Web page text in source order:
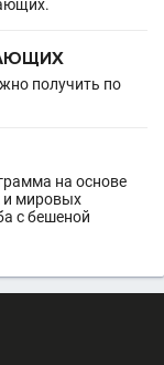
получить по
на основе
и мировых
с бешеной